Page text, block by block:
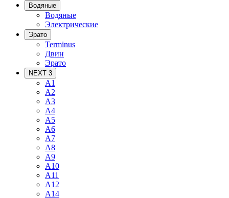
Водяные
Водяные
Электрические
Эрато
Terminus
Двин
Эрато
NEXT 3
A1
A2
A3
A4
A5
A6
A7
A8
A9
A10
A11
A12
A14